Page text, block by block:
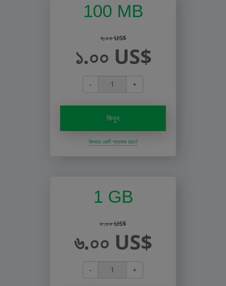
100 MB
২.০০ US$
১.০০ US$
- +
কিনুন
কিভাবে একটি প্যাকেজ চয়ন?
1 GB
৮.০০ US$
৬.০০ US$
- +